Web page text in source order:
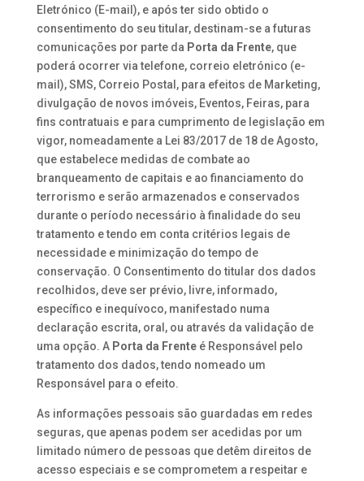
Eletrónico (E-mail), e após ter sido obtido o
consentimento do seu titular, destinam-se a futuras
comunicações por parte da Porta da Frente, que
poderá ocorrer via telefone, correio eletrónico (e-
mail), SMS, Correio Postal, para efeitos de Marketing,
divulgação de novos imóveis, Eventos, Feiras, para
fins contratuais e para cumprimento de legislação em
vigor, nomeadamente a Lei 83/2017 de 18 de Agosto,
que estabelece medidas de combate ao
branqueamento de capitais e ao financiamento do
terrorismo e serão armazenados e conservados
durante o período necessário à finalidade do seu
tratamento e tendo em conta critérios legais de
necessidade e minimização do tempo de
conservação. O Consentimento do titular dos dados
recolhidos, deve ser prévio, livre, informado,
específico e inequívoco, manifestado numa
declaração escrita, oral, ou através da validação de
uma opção. A Porta da Frente é Responsável pelo
tratamento dos dados, tendo nomeado um
Responsável para o efeito.
As informações pessoais são guardadas em redes
seguras, que apenas podem ser acedidas por um
limitado número de pessoas que detêm direitos de
acesso especiais e se comprometem a respeitar e